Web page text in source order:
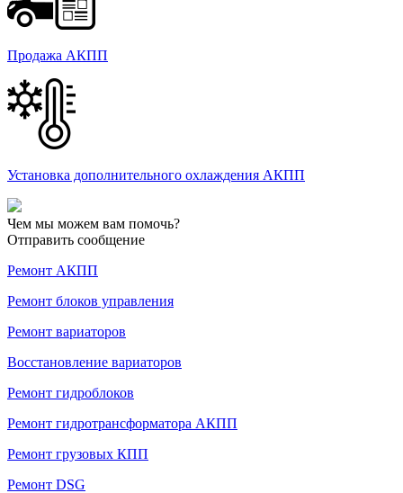
Продажа АКПП
Установка дополнительного охлаждения АКПП
Чем мы можем вам помочь?
Отправить сообщение
Ремонт АКПП
Ремонт блоков управления
Ремонт вариаторов
Восстановление вариаторов
Ремонт гидроблоков
Ремонт гидротрансформатора АКПП
Ремонт грузовых КПП
Ремонт DSG